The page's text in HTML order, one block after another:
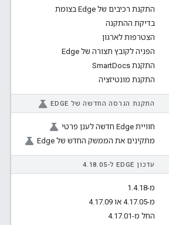
התקנת רכיבים של Edge בצומת
בדיקת ההתקנה
הצטרפות לארגון
הפניה לקובץ תצורה של Edge
התקנת Smart Docs
התקנת מונטיזציה
התקנת הגרסה החדשה של EDGE
חוויית Edge חדשה לענן פרטי
מתקינים את הממשק החדש של Edge
עדכון EDGE ל-4 .18.05
מ-1 .4.18
מ-4
.17.05 או 4 .17.09
החל מ-4
.17.01